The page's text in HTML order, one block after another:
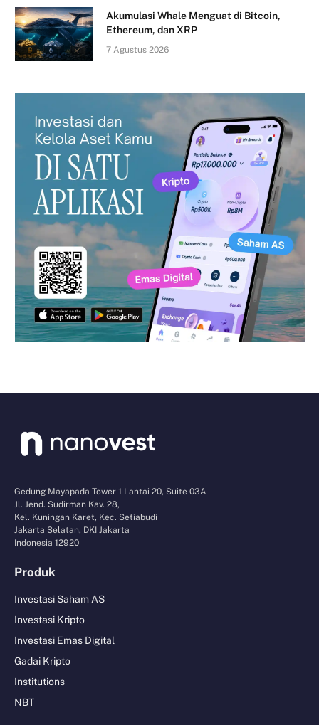
Akumulasi Whale Menguat di Bitcoin,
Ethereum, dan XRP
7 Agustus 2026
Gedung Mayapada Tower 1 Lantai 20, Suite 03A
Jl. Jend. Sudirman Kav. 28,
Kel. Kuningan Karet, Kec. Setiabudi
Jakarta Selatan, DKI Jakarta
Indonesia 12920
Produk
Investasi Saham AS
Investasi Kripto
Investasi Emas Digital
Gadai Kripto
Institutions
NBT